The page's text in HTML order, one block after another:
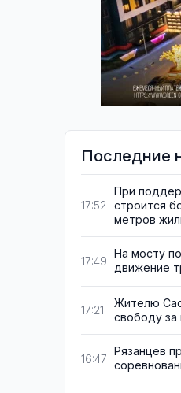
Последние
17:52
При
строится
метров
17:49
На мосту
движение
17:21
Жителю
свободу за
16:47
Рязанцев